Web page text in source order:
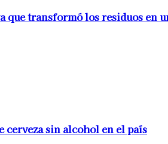
que transformó los residuos en
cerveza sin alcohol en el país